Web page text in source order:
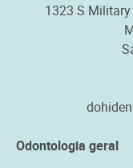
1323 S Military
Odontologia geral